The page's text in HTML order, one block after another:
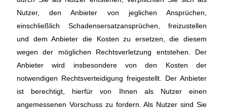
Nutzer, den Anbieter von jeglichen Ansprüchen,
einschließlich Schadensersatzansprüchen, freizustellen
und dem Anbieter die Kosten zu ersetzen, die diesem
wegen der möglichen Rechtsverletzung entstehen. Der
Anbieter wird insbesondere von den Kosten der
notwendigen Rechtsverteidigung freigestellt. Der Anbieter
ist berechtigt, hierfür von Ihnen als Nutzer einen
angemessenen Vorschuss zu fordern. Als Nutzer sind Sie